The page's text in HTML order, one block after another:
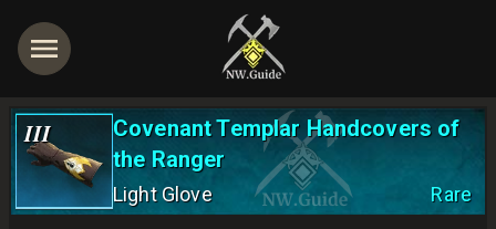
III
Covenant Templar Handcovers of
the Ranger
Light Glove Rare